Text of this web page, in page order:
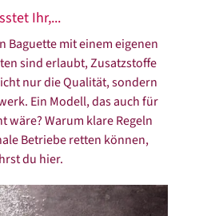
Ihr,...
Baguette mit einem eigenen
sind erlaubt, Zusatzstoffe
nur die Qualität, sondern
Ein Modell, das auch für
wäre? Warum klare Regeln
Betriebe retten können,
du hier.